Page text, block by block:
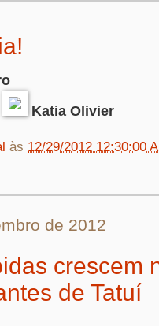
Katia Olivier
às 12/29/2012 12:30:00
de 2012
crescem
de Tatuí